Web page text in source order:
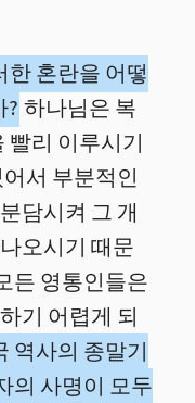
혼란을 어떻
? 하나님은 복
리 이루시기
서 부분적인
담시켜 그 개
오시기 때문
든 영통인들은
기 어렵게 되
역사의 종말기
의 사명이 모두